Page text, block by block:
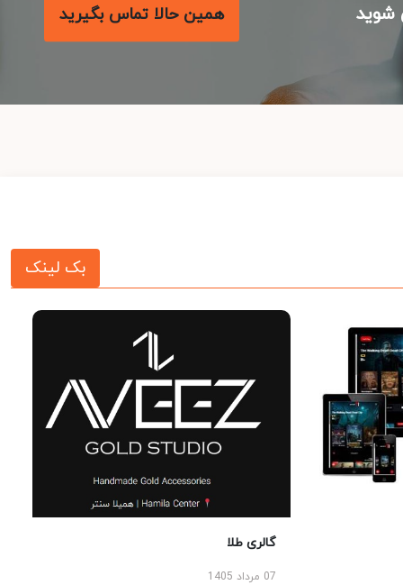
همین حالا تماس بگیرید
بک لینک
گالری طلا
07 مرداد 1405